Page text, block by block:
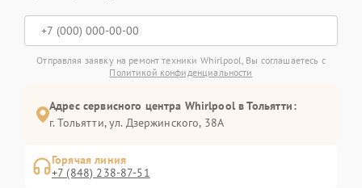
Отправляя заявку на ремонт техники Whirlpool, Вы соглашаетесь с
Политикой конфиденциальности
Адрес сервисного центра Whirlpool в Тольятти:
г. Тольятти, ул. Дзержинского, 38А
Горячая линия
+7 (848) 238-87-51